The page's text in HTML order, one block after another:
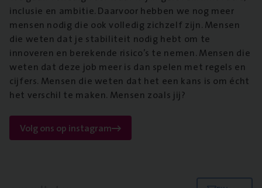
inclusie en ambitie. Daarvoor hebben we nog meer
mensen nodig die ook volledig zichzelf zijn. Mensen
die weten dat je stabiliteit nodig hebt om te
innoveren en berekende risico’s te nemen. Mensen die
weten dat deze job meer is dan spelen met regels en
cijfers. Mensen die weten dat het een kans is om écht
het verschil te maken. Mensen zoals jij?
Volg ons op instagram